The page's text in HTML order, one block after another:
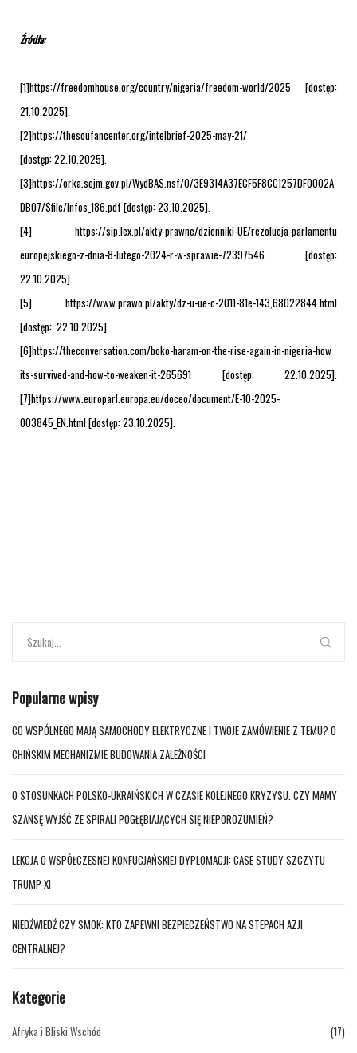
Źródła:
[1]https://freedomhouse.org/country/nigeria/freedom-world/2025 [dostęp:
21.10.2025].
[2]https://thesoufancenter.org/intelbrief-2025-may-21/
[dostęp: 22.10.2025].
[3]https://orka.sejm.gov.pl/WydBAS.nsf/0/3E9314A37ECF5F8CC1257DF0002A
DB07/$file/Infos_186.pdf [dostęp: 23.10.2025].
[4] https://sip.lex.pl/akty-prawne/dzienniki-UE/rezolucja-parlamentu
europejskiego-z-dnia-8-lutego-2024-r-w-sprawie-72397546 [dostęp:
22.10.2025].
[5] https://www.prawo.pl/akty/dz-u-ue-c-2011-81e-143,68022844.html
[dostęp: 22.10.2025].
[6]https://theconversation.com/boko-haram-on-the-rise-again-in-nigeria-how
its-survived-and-how-to-weaken-it-265691 [dostęp: 22.10.2025].
[7]https://www.europarl.europa.eu/doceo/document/E-10-2025-
003845_EN.html [dostęp: 23.10.2025].
Popularne wpisy
CO WSPÓLNEGO MAJĄ SAMOCHODY ELEKTRYCZNE I TWOJE ZAMÓWIENIE Z TEMU? O
CHIŃSKIM MECHANIZMIE BUDOWANIA ZALEŻNOŚCI
O STOSUNKACH POLSKO-UKRAIŃSKICH W CZASIE KOLEJNEGO KRYZYSU. CZY MAMY
SZANSĘ WYJŚĆ ZE SPIRALI POGŁĘBIAJĄCYCH SIĘ NIEPOROZUMIEŃ?
LEKCJA O WSPÓŁCZESNEJ KONFUCJAŃSKIEJ DYPLOMACJI: CASE STUDY SZCZYTU
TRUMP-XI
NIEDŹWIEDŹ CZY SMOK: KTO ZAPEWNI BEZPIECZEŃSTWO NA STEPACH AZJI
CENTRALNEJ?
Kategorie
Afryka i Bliski Wschód
(17)